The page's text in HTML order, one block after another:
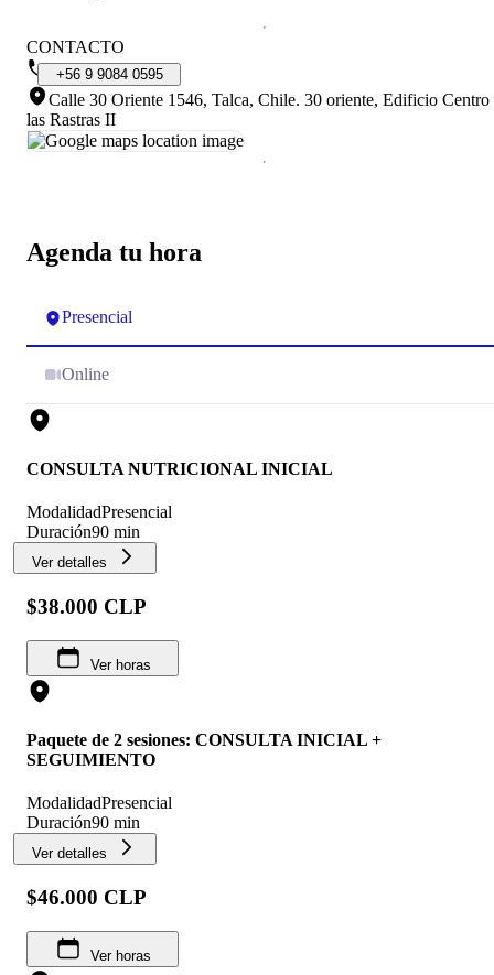
Agenda tu hora
Presencial
Online
CONSULTA NUTRICIONAL INICIAL
ModalidadPresencial
Duración90 min
Ver detalles
$38.000 CLP
Ver horas
Paquete de 2 sesiones: CONSULTA INICIAL +
SEGUIMIENTO
ModalidadPresencial
Duración90 min
Ver detalles
$46.000 CLP
Ver horas
CONTACTO
+56 9 9084 0595
Calle 30 Oriente 1546, Talca, Chile. 30 oriente, Edificio Centro
las Rastras II